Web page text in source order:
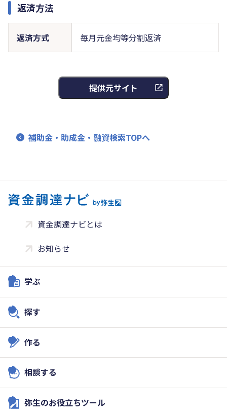
返済方法
返済方式 毎月元金均等分割返済
提供元サイト
補助金・助成金・融資検索TOPへ
資金調達ナビとは
お知らせ
学ぶ
探す
作る
相談する
弥生のお役立ちツール